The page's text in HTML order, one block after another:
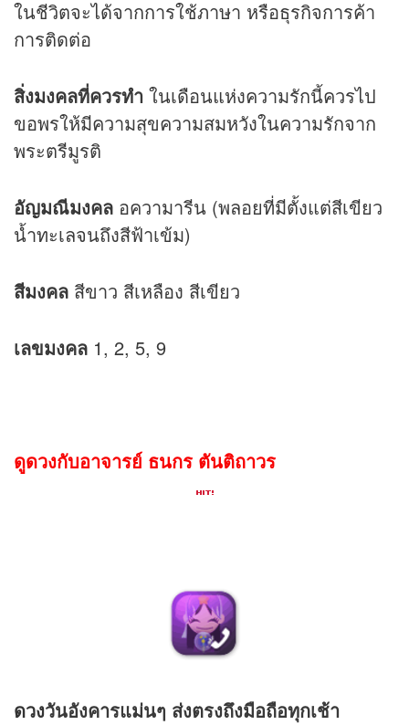
ในชีวิตจะได้จากการใช้ภาษา หรือธุรกิจการค้า
การติดต่อ
สิ่งมงคลที่ควรทำ ในเดือนแห่งความรักนี้ควรไป
ขอพรให้มีความสุขความสมหวังในความรักจาก
พระตรีมูรติ
อัญมณีมงคล อความารีน (พลอยที่มีตั้งแต่สีเขียว
น้ำทะเลจนถึงสีฟ้าเข้ม)
สีมงคล สีขาว สีเหลือง สีเขียว
เลขมงคล 1, 2, 5, 9
ดูดวงกับอาจารย์ ธนกร ตันติถาวร
ดวงวันอังคารแม่นๆ ส่งตรงถึงมือถือทุกเช้า